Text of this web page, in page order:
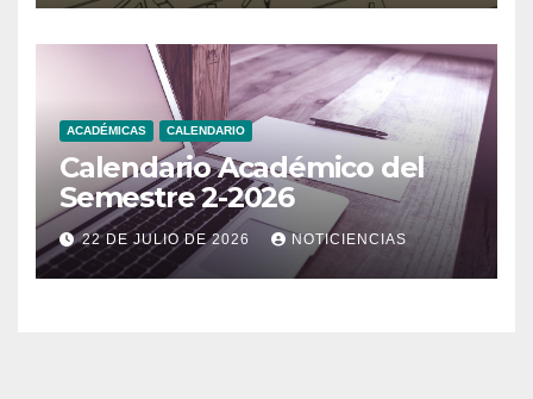
ACADÉMICAS CALENDARIO
Calendario Académico del
Semestre 2-2026
22 DE JULIO DE 2026 NOTICIENCIAS